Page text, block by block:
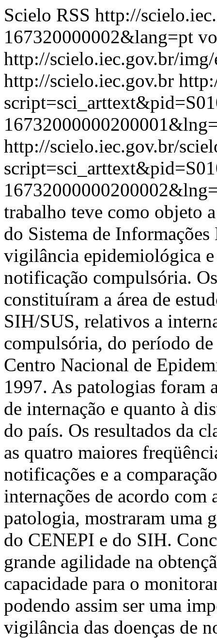
Scielo RSS http://
167320000002&lang=pt
http://scielo.iec.gov.br/
http://scielo.iec.gov.br
http://scielo.iec.gov.br/
trabalho teve como objeto
do Sistema de
vigilância epidemiológica
notificação compulsória.
constituíram a área de
SIH/SUS, relativos a
compulsória, do período
Centro Nacional de
1997. As patologias foram
de internação e quanto à
do país. Os resultados da
as quatro maiores
notificações e a
internações de acordo com
patologia, mostraram uma
do CENEPI e do SIH.
grande agilidade na
capacidade para o
podendo assim ser uma
vigilância das doenças de